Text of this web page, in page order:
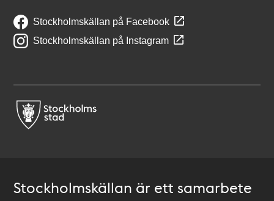
Stockholmskällan på Facebook
Stockholmskällan på Instagram
Stockholmskällan är ett samarbete